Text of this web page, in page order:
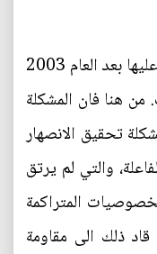
وهي الصورة التي وجد العراق نفسه عليها بعد العام 2003
من هنا فان المشكلة
تحقيق الانصهار
والتي لم يرتق
المتراكمة
ذلك الى مقاومة